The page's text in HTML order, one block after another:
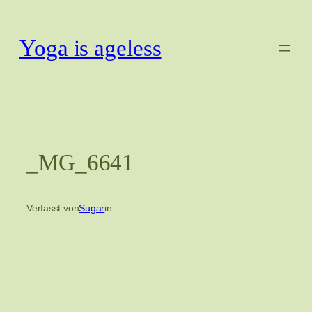
springen
Yoga is ageless
_MG_6641
Verfasst vonSugarin